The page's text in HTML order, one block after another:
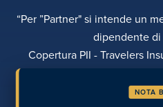
“Per ”Partner" si intende un
dipendente
Copertura PII - Travelers
INFORMATIVA SULLANOTA